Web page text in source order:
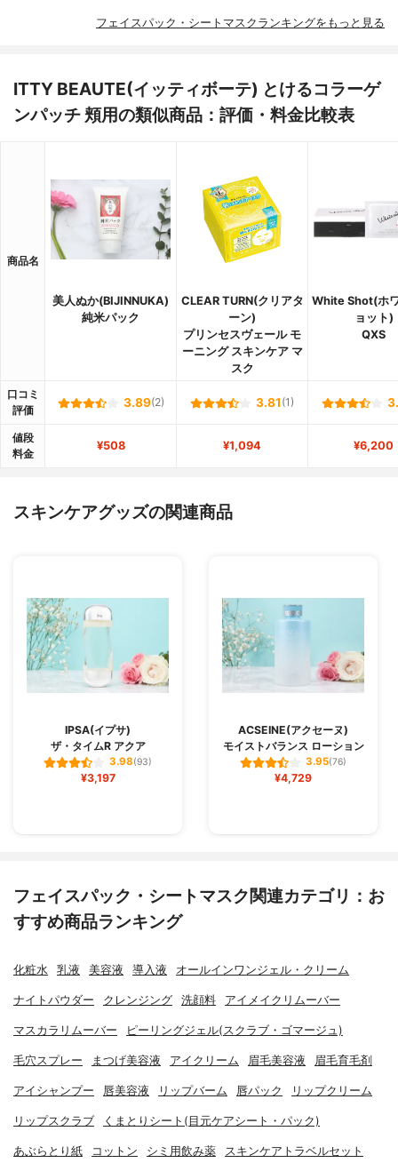
フェイスパック・シートマスクランキングをもっと見る
ITTY BEAUTE(イッティボーテ) とけるコラーゲ
ンパッチ 頬用の類似商品：評価・料金比較表
商品名
美人ぬか(BIJINNUKA)
純米パック
CLEAR TURN(クリアタ
ーン)
プリンセスヴェール モ
ーニング スキンケア マ
スク
White Shot(ホ
ョット)
QXS
口コミ
評価
3.89(2) 3.81 (1)
値段
料金
¥508 ¥1,094 ¥6,200
スキンケアグッズの関連商品
IPSA(イプサ)
ザ・タイムR アクア
3.98(93)
¥3,197
ACSEINE(アクセーヌ)
モイストバランス ローション
3.95(76)
¥4,729
フェイスパック・シートマスク関連カテゴリ：お
すすめ商品ランキング
化粧水 乳液 美容液 導入液 オールインワンジェル・クリーム
ナイトパウダー クレンジング 洗顔料 アイメイクリムーバー
マスカラリムーバー ピーリングジェル(スクラブ・ゴマージュ)
毛穴スプレー まつげ美容液 アイクリーム 眉毛美容液 眉毛育毛剤
アイシャンプー 唇美容液 リップバーム 唇パック リップクリーム
リップスクラブ くまとりシート(目元ケアシート・パック)
あぶらとり紙 コットン シミ用飲み薬 スキンケアトラベルセット